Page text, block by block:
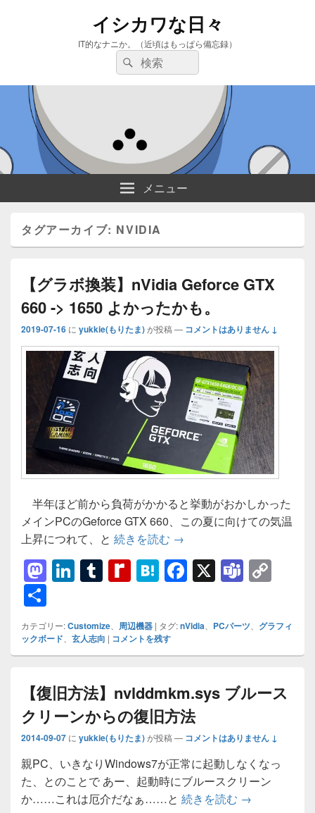
イシカワな日々
IT的なナニか。（近頃はもっぱら備忘録）
検
索:
検
索
メニュー
タグアーカイブ: NVIDIA
【グラボ換装】nVidia Geforce GTX
660 -> 1650 よかったかも。
2019-07-16 に yukkie(もりたま)が投稿 — コメントはありません ↓
半年ほど前から負荷がかかると挙動がおかしかった
メインPCのGeforce GTX 660、この夏に向けての気温
上昇につれて、と 続きを読む 【グラボ換装】nVidia
→
M
st
o
d
o
n
Li
k
e
dI
n
T
m
bl
r
R
di
ff
M
y
P
a
g
e
H
e
n
a
F
c
e
b
o
o
k
X T
a
m
s
p
y
Li
n
k
有
カテゴリー:Customize 周辺機器 | タグ:nVidia PCパーツ
グラフィ
ックボード
玄人志向 | コメントを残す
【復旧方法】nvlddmkm.sys ブルース
クリーンからの復旧方法
2014-09-07 に yukkie(もりたま)が投稿 — コメントはありません ↓
親PC、いきなりWindows7が正常に起動しなくなっ
た、とのことで あー、起動時にブルースクリーン
か……これは厄介だなぁ……と 続きを読む 【復旧方法】
→